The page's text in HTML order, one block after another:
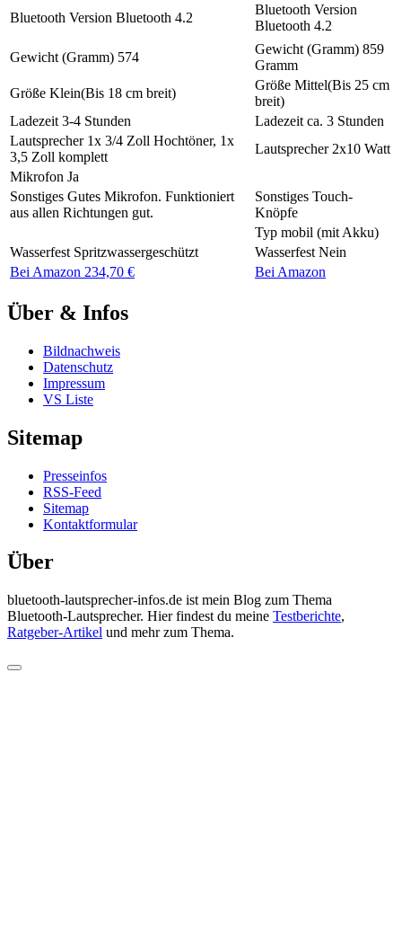
Bluetooth Version Bluetooth 4.2
Bluetooth Version
Bluetooth 4.2
Gewicht (Gramm) 574
Gewicht (Gramm) 859
Gramm
Größe Klein(Bis 18 cm breit)
Größe Mittel(Bis 25 cm
breit)
Ladezeit 3-4 Stunden Ladezeit ca. 3 Stunden
Lautsprecher1x 3/4 Zoll Hochtöner, 1x
3,5 Zoll komplett
Lautsprecher2x10 Watt
Mikrofon Ja
Sonstiges Gutes Mikrofon. Funktioniert
aus allen Richtungen gut.
Sonstiges Touch-
Knöpfe
Typ mobil (mit Akku)
Wasserfest Spritzwassergeschützt Wasserfest Nein
Bei Amazon 234,70 €
Bei Amazon
Über & Infos
Bildnachweis
Datenschutz
Impressum
VS Liste
Sitemap
Presseinfos
RSS-Feed
Sitemap
Kontaktformular
Über
bluetooth-lautsprecher-infos.de ist mein Blog zum Thema
Bluetooth-Lautsprecher. Hier findest du meine Testberichte,
Ratgeber-Artikel und mehr zum Thema.